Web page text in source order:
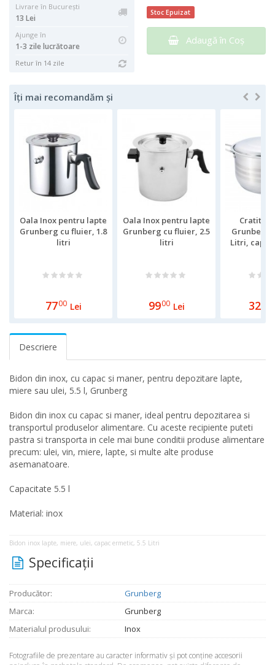
Livrare în București
13 Lei
Ajunge în
1-3 zile lucrătoare
Retur în 14 zile
Stoc Epuizat
Adaugă în Coş
Îți mai recomandăm și
Oala Inox pentru lapte
Grunberg cu fluier, 1.8
litri
7700 Lei
Oala Inox pentru lapte
Grunberg cu fluier, 2.5
litri
9900 Lei
Cratita
Litri,
329
Descriere
Bidon din inox, cu capac si maner, pentru depozitare lapte,
miere sau ulei, 5.5 l, Grunberg
Bidon din inox cu capac si maner, ideal pentru depozitarea si
transportul produselor alimentare. Cu aceste recipiente puteti
pastra si transporta in cele mai bune conditii produse alimentare
precum: ulei, vin, miere, lapte, si multe alte produse
asemanatoare.
Capacitate 5.5 l
Material: inox
Bidon inox lapte, miere, ulei, capac ermetic, 5.5 Litri
Specificaţii
Producător:
Grunberg
Marca:
Grunberg
Materialul produsului:
Inox
Fotografiile de prezentare au caracter informativ şi pot conţine accesorii